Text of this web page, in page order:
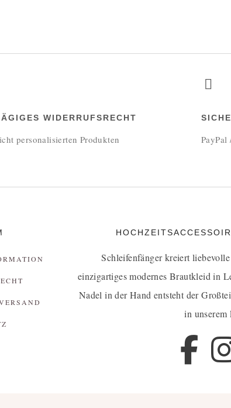
WIDERRUFSRECHT
personalisierten Produkten
Schleifenfänger kreiert
einzigartigesmodernes Brautkleid in
Nadel in der Hand entsteht der
in